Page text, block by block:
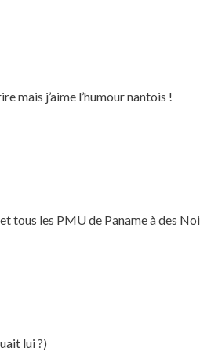
mais j’aime l’humour nantois !
tous les PMU de Paname à des
lui ?)